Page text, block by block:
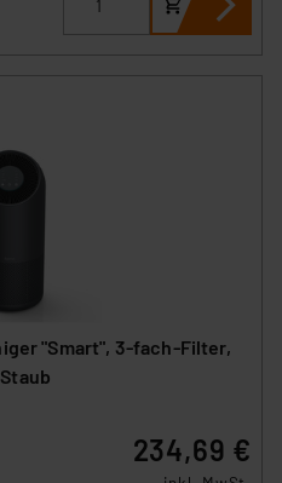
"Smart", 3-fach-Filter,
234,69 €